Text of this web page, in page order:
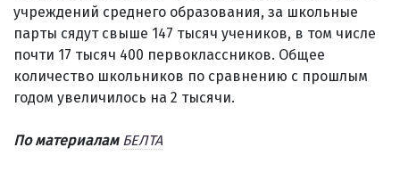
учреждений среднего образования, за школьные
парты сядут свыше 147 тысяч учеников, в том числе
почти 17 тысяч 400 первоклассников. Общее
количество школьников по сравнению с прошлым
годом увеличилось на 2 тысячи.
По материалам БЕЛТА